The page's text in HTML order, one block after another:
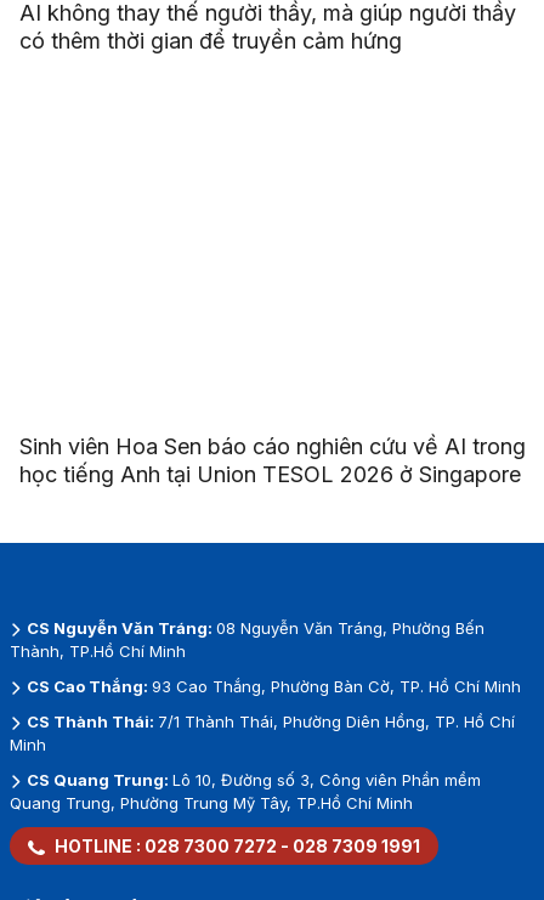
AI không thay thế người thầy, mà giúp người thầy
có thêm thời gian để truyền cảm hứng
Sinh viên Hoa Sen báo cáo nghiên cứu về AI trong
học tiếng Anh tại Union TESOL 2026 ở Singapore
CS Nguyễn Văn Tráng: 08 Nguyễn Văn Tráng, Phường Bến
Thành, TP.Hồ Chí Minh
CS Cao Thắng: 93 Cao Thắng, Phường Bàn Cờ, TP. Hồ Chí Minh
CS Thành Thái: 7/1 Thành Thái, Phường Diên Hồng, TP. Hồ Chí
Minh
CS Quang Trung: Lô 10, Đường số 3, Công viên Phần mềm
Quang Trung, Phường Trung Mỹ Tây, TP.Hồ Chí Minh
HOTLINE : 028 7300 7272 - 028 7309 1991